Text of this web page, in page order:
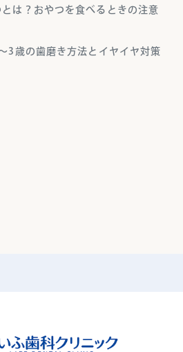
は？おやつを食べるときの注意
3歳の歯磨き方法とイヤイヤ対策